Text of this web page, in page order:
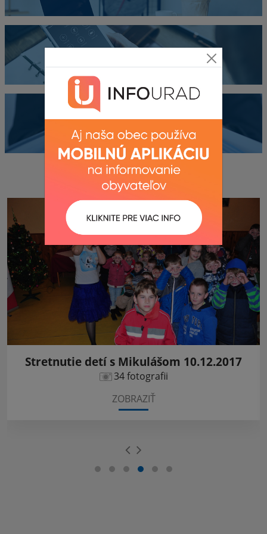
Dokumenty
Fotogaléria
Stretnutie detí s Mikulášom 10.12.2017
34 fotografii
ZOBRAZIŤ